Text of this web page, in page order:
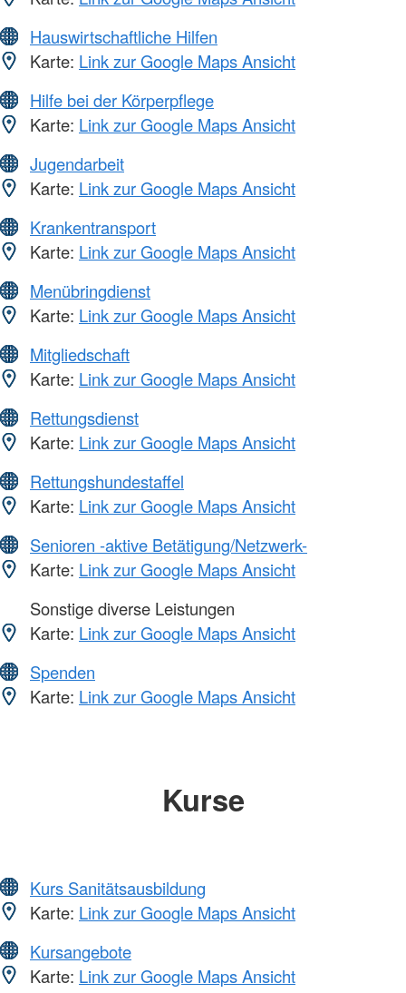
Hauswirtschaftliche Hilfen
Karte: Link zur Google Maps Ansicht
Hilfe bei der Körperpflege
Karte: Link zur Google Maps Ansicht
Jugendarbeit
Karte: Link zur Google Maps Ansicht
Krankentransport
Karte: Link zur Google Maps Ansicht
Menübringdienst
Karte: Link zur Google Maps Ansicht
Mitgliedschaft
Karte: Link zur Google Maps Ansicht
Rettungsdienst
Karte: Link zur Google Maps Ansicht
Rettungshundestaffel
Karte: Link zur Google Maps Ansicht
Senioren -aktive Betätigung/Netzwerk-
Karte: Link zur Google Maps Ansicht
Sonstige diverse Leistungen
Karte: Link zur Google Maps Ansicht
Spenden
Karte: Link zur Google Maps Ansicht
Kurse
Kurs Sanitätsausbildung
Karte: Link zur Google Maps Ansicht
Kursangebote
Karte: Link zur Google Maps Ansicht